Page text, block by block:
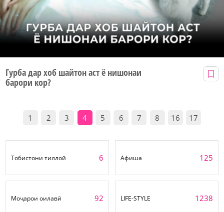
Гурба дар хоб шайтон аст ё нишонаи
барори кор?
1 2 3 4 5 6 7 8 16 17
Тобистони тиллоӣ 6 Афиша 125
Моҷарои оилавӣ 92 LIFE-STYLE 1238